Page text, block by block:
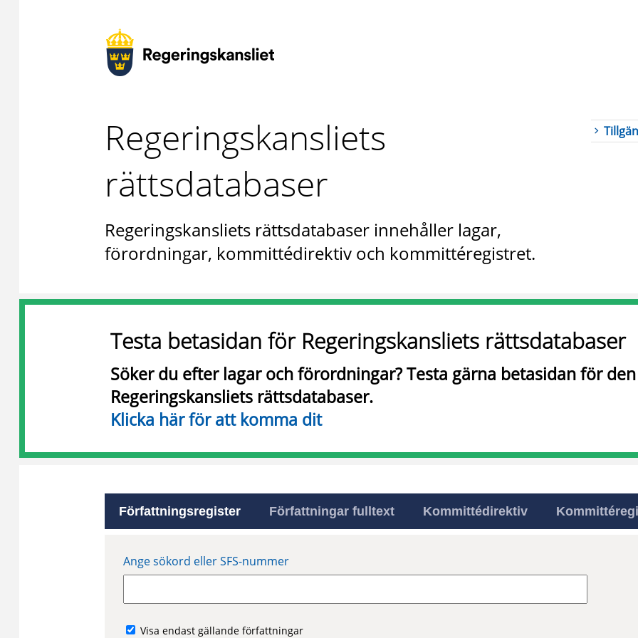
Regeringskansliets
rättsdatabaser
Regeringskansliets rättsdatabaser innehåller lagar,
förordningar, kommittédirektiv och kommittéregistret.
Testa betasidan för Regeringskansliets rättsdatabaser
Söker du efter lagar och förordningar? Testa gärna betasidan för
Regeringskansliets rättsdatabaser.
Klicka här för att komma dit
Författningsregister Författningar fulltext Kommittédirektiv
Ange sökord eller SFS-nummer
Visa endast gällande författningar